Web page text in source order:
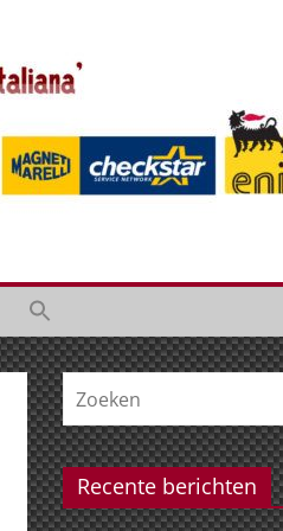
Recente berichten